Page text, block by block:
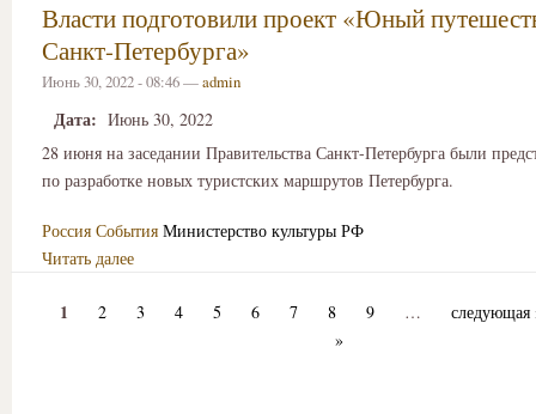
Власти подготовили проект «Юный
Санкт-Петербурга»
Июнь 30, 2022 - 08:46 —admin
Дата: Июнь 30, 2022
28 июня на заседании Правительства Санкт-Петербурга были
по разработке новых туристских маршрутов Петербурга.
Россия События Министерство культуры РФ
Читать далее
1 2 3 4 5 6 7 8 9 …
следующая
»